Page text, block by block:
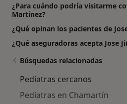
¿Para cuándo podría visitarme
Martinez?
¿Qué opinan los pacientes de
¿Qué aseguradoras acepta Jose
Búsquedas relacionadas
Pediatras cercanos
Pediatras en Chamartín